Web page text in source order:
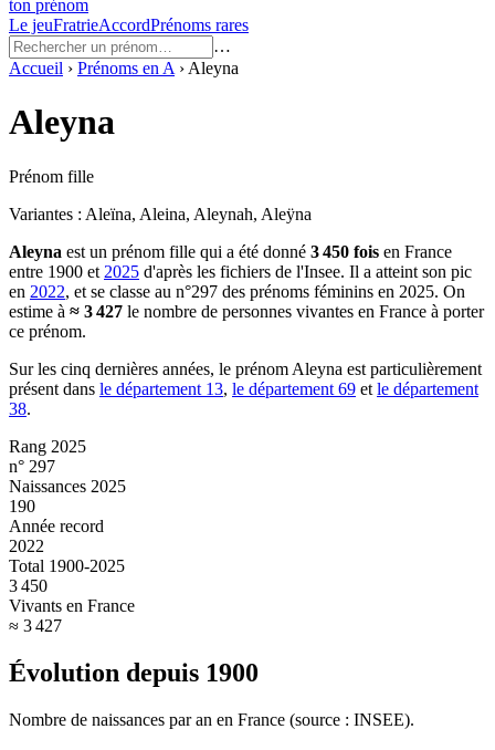
ton prénom
Le jeuFratrieAccordPrénoms rares
…
Accueil › Prénoms en A › Aleyna
Aleyna
Prénom fille
Variantes : Aleïna, Aleina, Aleynah, Aleÿna
Aleyna est un prénom fille qui a été donné 3 450 fois en France
entre 1900 et 2025 d'après les fichiers de l'Insee. Il a atteint son pic
en 2022, et se classe au n°297 des prénoms féminins en 2025. On
estime à ≈ 3 427 le nombre de personnes vivantes en France à porter
ce prénom.
Sur les cinq dernières années, le prénom Aleyna est particulièrement
présent dans le département 13, le département 69 et le département
38.
Rang 2025
n° 297
Naissances 2025
190
Année record
2022
Total 1900-2025
3 450
Vivants en France
≈ 3 427
Évolution depuis 1900
Nombre de naissances par an en France (source : INSEE).